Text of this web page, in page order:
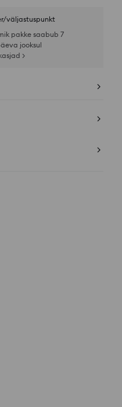
väljastuspunkt
pakke saabub 7
jooksul
>